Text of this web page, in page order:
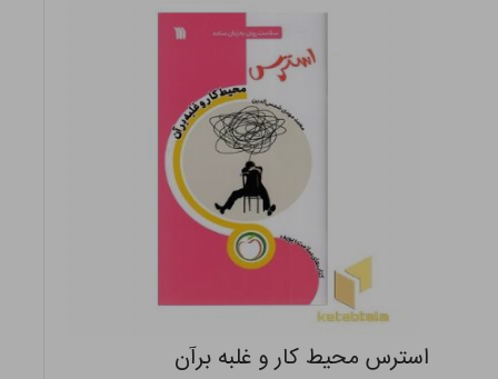
استرس محیط کار و غلبه برآن